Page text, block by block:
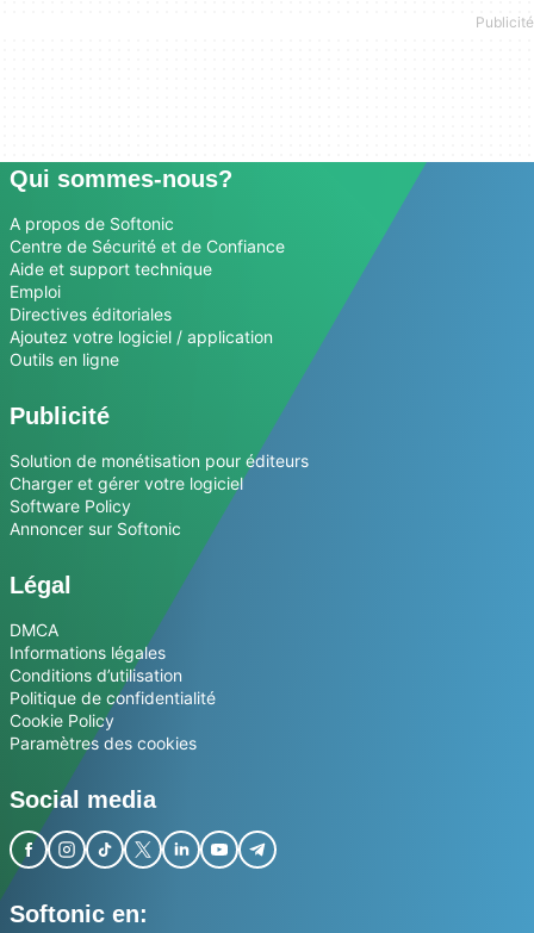
Qui sommes-nous?
A propos de Softonic
Centre de Sécurité et de Confiance
Aide et support technique
Emploi
Directives éditoriales
Ajoutez votre logiciel / application
Outils en ligne
Publicité
Solution de monétisation pour éditeurs
Charger et gérer votre logiciel
Software Policy
Annoncer sur Softonic
Légal
DMCA
Informations légales
Conditions d’utilisation
Politique de confidentialité
Cookie Policy
Paramètres des cookies
Social media
Softonic en: